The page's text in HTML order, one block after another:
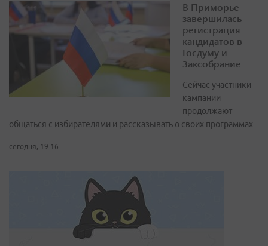
В Приморье
завершилась
регистрация
кандидатов в
Госдуму и
Заксобрание
Сейчас участники
кампании
продолжают
общаться с избирателями и рассказывать о своих программах
сегодня, 19:16